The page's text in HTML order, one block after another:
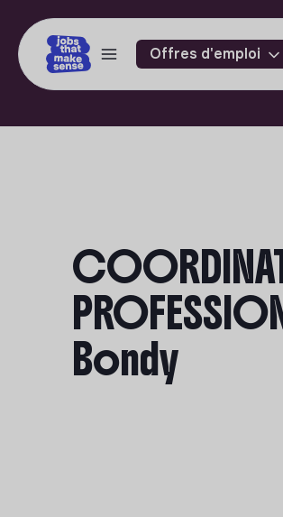
Offres d'emploi
Bondy